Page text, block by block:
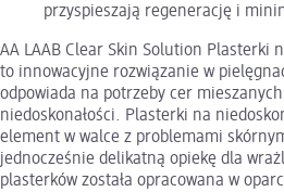
przyspieszają regenerację i
AA LAAB Clear Skin Solution Plasterki
to innowacyjne rozwiązanie w
odpowiada na potrzeby cer
niedoskonałości. Plasterki na
element w walce z problemami
jednocześnie delikatną opiekę dla
plasterków została opracowana w